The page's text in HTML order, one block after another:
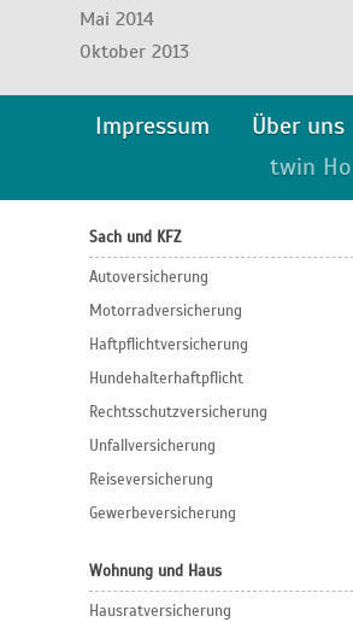
Mai 2014
Oktober 2013
Impressum
Über uns
twin
Sach und KFZ
Autoversicherung
Motorradversicherung
Haftpflichtversicherung
Hundehalterhaftpflicht
Rechtsschutzversicherung
Unfallversicherung
Reiseversicherung
Gewerbeversicherung
Wohnung und Haus
Hausratversicherung